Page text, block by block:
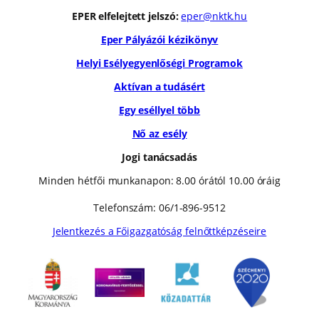
EPER elfelejtett jelszó: eper@nktk.hu
Eper Pályázói kézikönyv
Helyi Esélyegyenlőségi Programok
Aktívan a tudásért
Egy eséllyel több
Nő az esély
Jogi tanácsadás
Minden hétfői munkanapon: 8.00 órától 10.00 óráig
Telefonszám: 06/1-896-9512
Jelentkezés a Főigazgatóság felnőttképzéseire